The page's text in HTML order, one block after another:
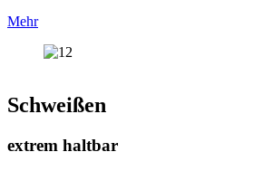
Mehr
Schweißen
extrem haltbar